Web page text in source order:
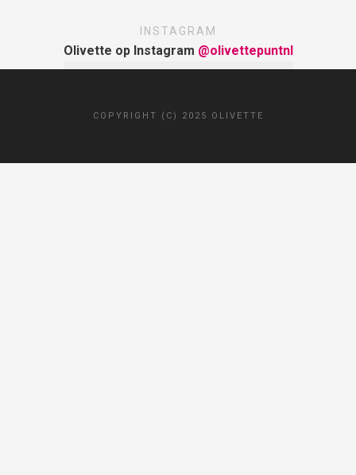
INSTAGRAM
Olivette op Instagram @olivettepuntnl
COPYRIGHT (C) 2025 OLIVETTE